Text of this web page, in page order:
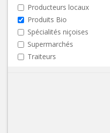
Producteurs locaux
Produits Bio
Spécialités niçoises
Supermarchés
Traiteurs